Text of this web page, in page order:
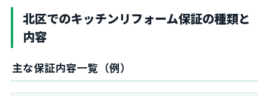
北区でのキッチンリフォーム保証の種類と
内容
主な保証内容一覧（例）